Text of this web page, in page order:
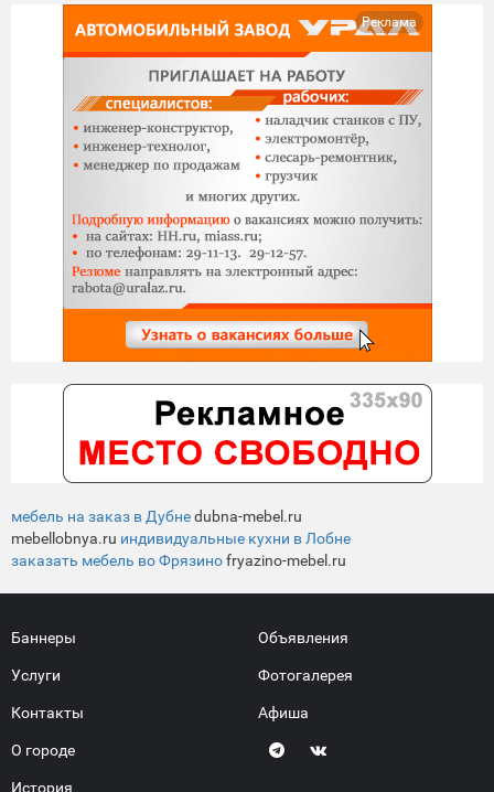
Реклама
мебель на заказ в Дубнеdubna-mebel.ru
mebellobnya.ru индивидуальные кухни в Лобне
заказать мебель во Фрязиноfryazino-mebel.ru
Баннеры
Услуги
Контакты
О городе
История
Объявления
Фотогалерея
Афиша